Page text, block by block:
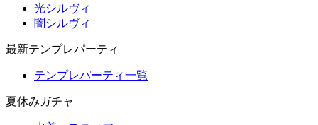
光シルヴィ
闇シルヴィ
最新テンプレパーティ
テンプレパーティ一覧
夏休みガチャ